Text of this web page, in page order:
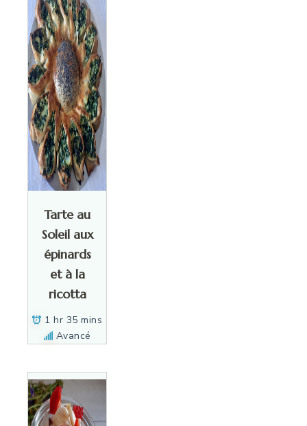
Tarte au
Soleil aux
épinards
et à la
ricotta
1 hr 35 mins
Avancé